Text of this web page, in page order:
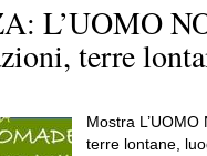
L’UOMO
terre
Mostra L’UOMO
terre lontane,